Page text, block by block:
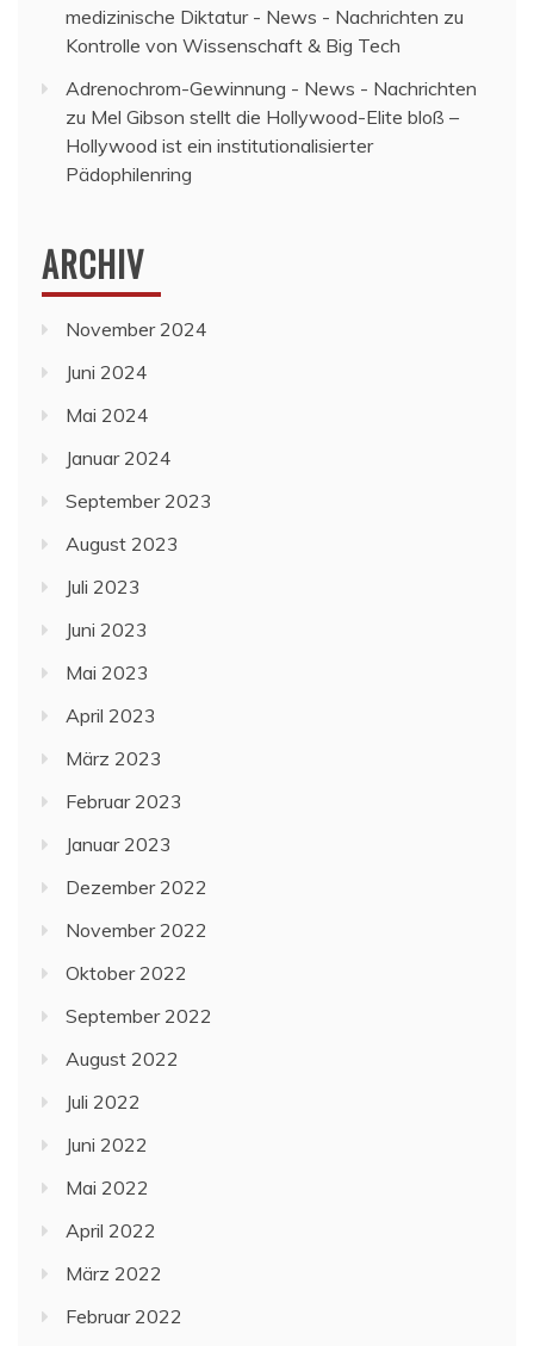
medizinische Diktatur - News - Nachrichten zu
Kontrolle von Wissenschaft & Big Tech
Adrenochrom-Gewinnung - News - Nachrichten
zu Mel Gibson stellt die Hollywood-Elite bloß –
Hollywood ist ein institutionalisierter
Pädophilenring
ARCHIV
November 2024
Juni 2024
Mai 2024
Januar 2024
September 2023
August 2023
Juli 2023
Juni 2023
Mai 2023
April 2023
März 2023
Februar 2023
Januar 2023
Dezember 2022
November 2022
Oktober 2022
September 2022
August 2022
Juli 2022
Juni 2022
Mai 2022
April 2022
März 2022
Februar 2022